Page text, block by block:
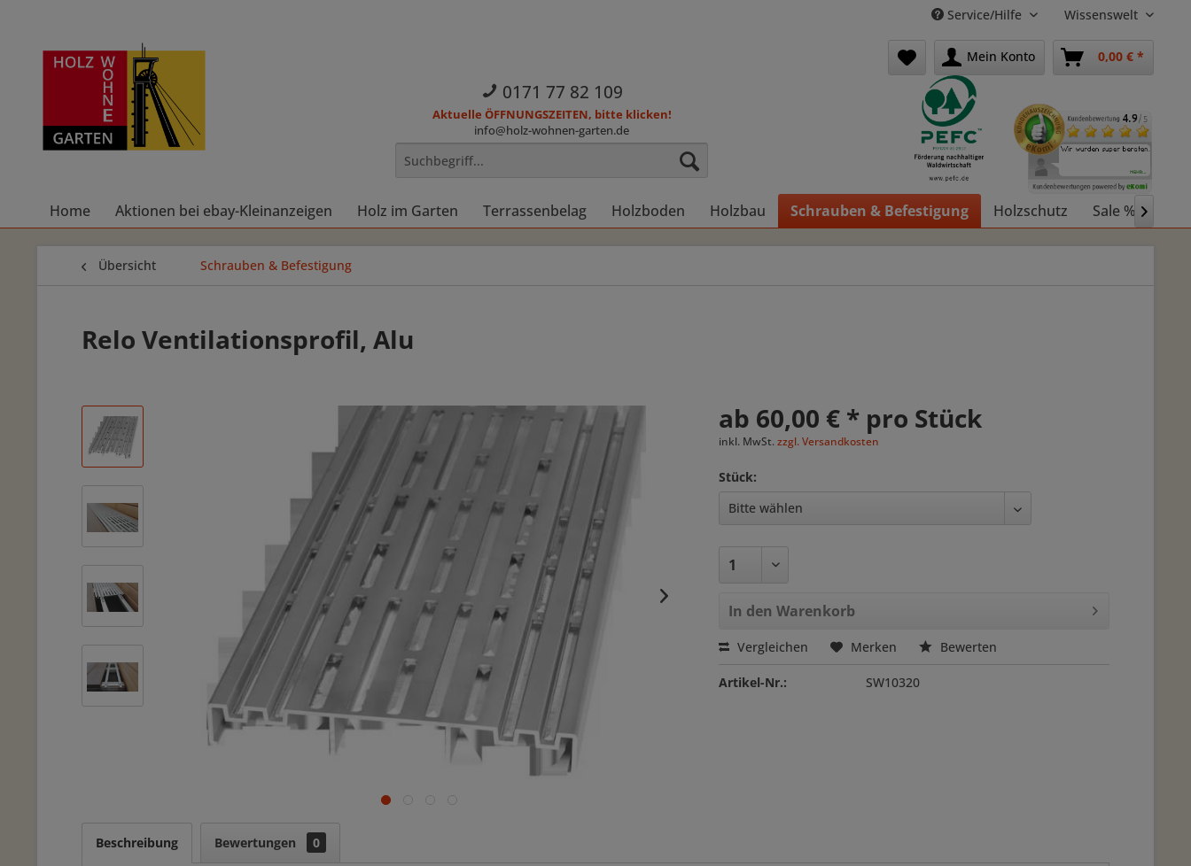
Service/Hilfe Wissenswelt
Mein Konto 0,00 € *
0171 77 82 109
Aktuelle ÖFFNUNGSZEITEN, bitte klicken!
info@holz-wohnen-garten.de
Home Aktionen bei ebay-Kleinanzeigen Holz im Garten Terrassenbelag Holzboden Holzbau Schrauben & Befestigung Holzschutz Sale % 
Übersicht Schrauben & Befestigung
Relo Ventilationsprofil, Alu
ab 60,00 € * pro Stück
inkl. MwSt.zzgl. Versandkosten
Stück:
In den Warenkorb
Vergleichen Merken Bewerten
Artikel-Nr.: SW10320
Beschreibung Bewertungen 0